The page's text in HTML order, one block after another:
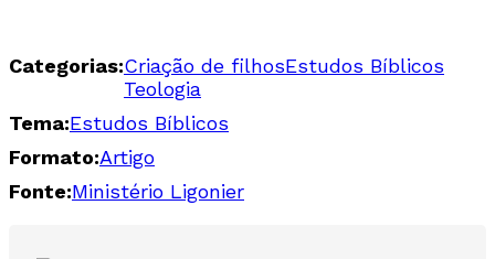
Categorias:Criação de filhosEstudos Bíblicos
Teologia
Tema:Estudos Bíblicos
Formato:Artigo
Fonte:Ministério Ligonier